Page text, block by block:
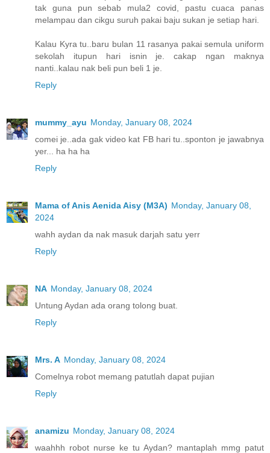
tak guna pun sebab mula2 covid, pastu cuaca panas
melampau dan cikgu suruh pakai baju sukan je setiap hari.
Kalau Kyra tu..baru bulan 11 rasanya pakai semula uniform
sekolah itupun hari isnin je. cakap ngan maknya
nanti..kalau nak beli pun beli 1 je.
Reply
mummy_ayu Monday, January 08, 2024
comei je..ada gak video kat FB hari tu..sponton je jawabnya
yer... ha ha ha
Reply
Mama of Anis Aenida Aisy (M3A) Monday, January 08,
2024
wahh aydan da nak masuk darjah satu yerr
Reply
NA Monday, January 08, 2024
Untung Aydan ada orang tolong buat.
Reply
Mrs. A Monday, January 08, 2024
Comelnya robot memang patutlah dapat pujian
Reply
anamizu Monday, January 08, 2024
waahhh robot nurse ke tu Aydan? mantaplah mmg patut